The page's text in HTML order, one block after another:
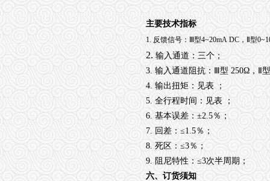
主要技术指标
1. 反馈信号：Ⅲ型4~20mA DC，Ⅱ型
2.输入通道：三个；
3. 输入通道阻抗：Ⅲ型 250Ω，Ⅱ
4. 输出扭矩：见表 ；
5. 全行程时间：见表 ；
6. 基本误差：±2.5％；
7. 回差：≤1.5％；
8. 死区：≤3％；
9. 阻尼特性：≤3次半周期；
六、订货须知